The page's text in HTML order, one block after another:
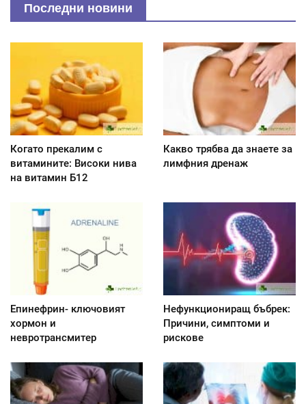
Последни новини
Когато прекалим с
витамините: Високи нива
на витамин Б12
Какво трябва да знаете за
лимфния дренаж
Епинефрин- ключовият
хормон и
невротрансмитер
Нефункциониращ бъбрек:
Причини, симптоми и
рискове